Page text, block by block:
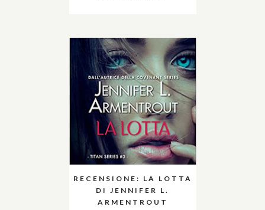
RECENSIONE: LA LOTTA
DI JENNIFER L.
ARMENTROUT